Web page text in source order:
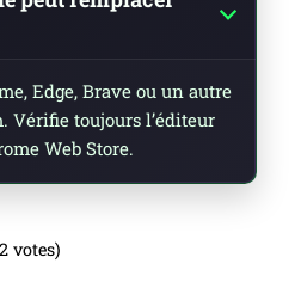
Edge, Brave ou un autre
Vérifie toujours l’éditeur
Web Store.
votes)